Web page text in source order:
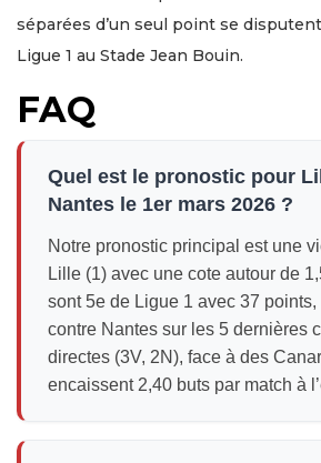
séparées d’un seul point se
Ligue 1 au Stade Jean Bouin.
FAQ
Quel est le pronostic pour
Nantes le 1er mars 2026 ?
Notre pronostic principal est une
Lille (1) avec une cote autour de
sont 5e de Ligue 1 avec 37
contre Nantes sur les 5 dernières
directes (3V, 2N), face à des
encaissent 2,40 buts par match à